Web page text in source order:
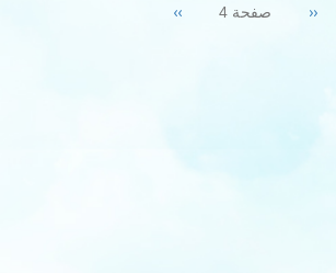
Previous
‹‹ صفحة 4 Next
››